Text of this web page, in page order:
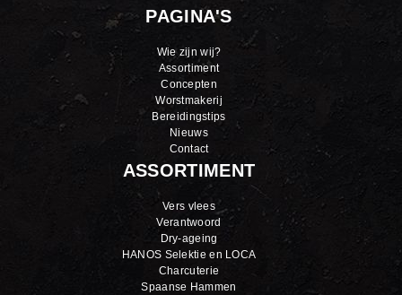
PAGINA'S
Wie zijn wij?
Assortiment
Concepten
Worstmakerij
Bereidingstips
Nieuws
Contact
ASSORTIMENT
Vers vlees
Verantwoord
Dry-ageing
HANOS Selektie en LOCA
Charcuterie
Spaanse Hammen